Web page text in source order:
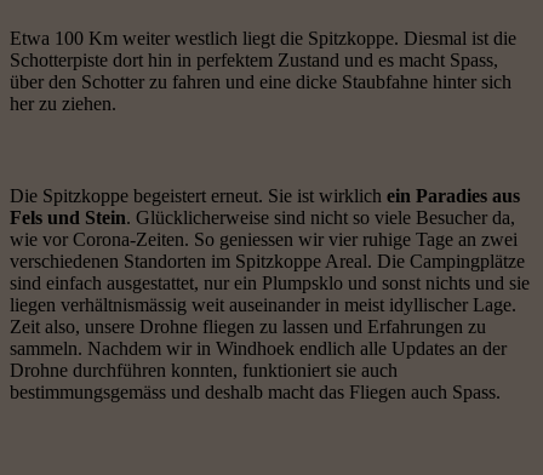
Etwa 100 Km weiter westlich liegt die Spitzkoppe. Diesmal ist die
Schotterpiste dort hin in perfektem Zustand und es macht Spass,
über den Schotter zu fahren und eine dicke Staubfahne hinter sich
her zu ziehen.
Die Spitzkoppe begeistert erneut. Sie ist wirklich ein Paradies aus
Fels und Stein. Glücklicherweise sind nicht so viele Besucher da,
wie vor Corona-Zeiten. So geniessen wir vier ruhige Tage an zwei
verschiedenen Standorten im Spitzkoppe Areal. Die Campingplätze
sind einfach ausgestattet, nur ein Plumpsklo und sonst nichts und sie
liegen verhältnismässig weit auseinander in meist idyllischer Lage.
Zeit also, unsere Drohne fliegen zu lassen und Erfahrungen zu
sammeln. Nachdem wir in Windhoek endlich alle Updates an der
Drohne durchführen konnten, funktioniert sie auch
bestimmungsgemäss und deshalb macht das Fliegen auch Spass.